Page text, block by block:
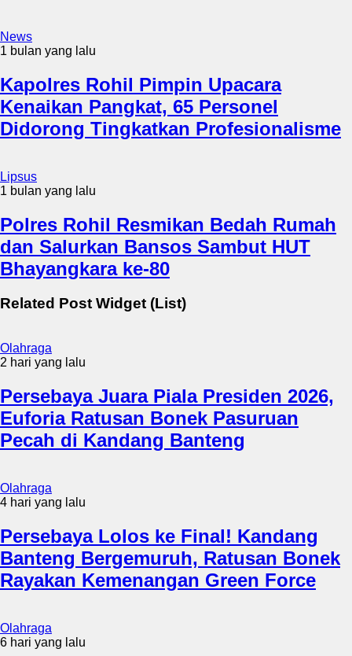
News
1 bulan yang lalu
Kapolres Rohil Pimpin Upacara
Kenaikan Pangkat, 65 Personel
Didorong Tingkatkan Profesionalisme
Lipsus
1 bulan yang lalu
Polres Rohil Resmikan Bedah Rumah
dan Salurkan Bansos Sambut HUT
Bhayangkara ke-80
Related Post Widget (List)
Olahraga
2 hari yang lalu
Persebaya Juara Piala Presiden 2026,
Euforia Ratusan Bonek Pasuruan
Pecah di Kandang Banteng
Olahraga
4 hari yang lalu
Persebaya Lolos ke Final! Kandang
Banteng Bergemuruh, Ratusan Bonek
Rayakan Kemenangan Green Force
Olahraga
6 hari yang lalu